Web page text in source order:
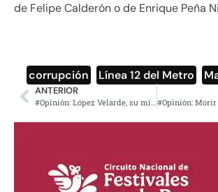
de Felipe Calderón o de Enrique Peña
corrupción Línea 12 del Metro
ANTERIOR
#Opinión: López Velarde, su minutero inagotable